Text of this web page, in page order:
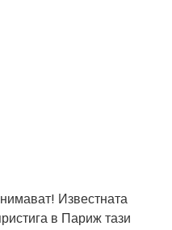
Известната
в Париж тази